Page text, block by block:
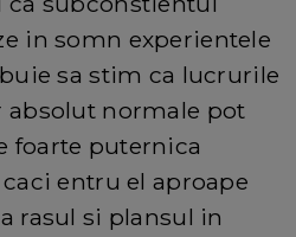
in somn experientele
sa stim ca lucrurile
absolut normale pot
foarte puternica
entru el aproape
rasul si plansul in